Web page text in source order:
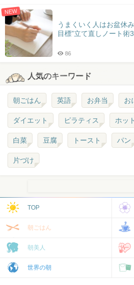
NEW
うまくいく人はお盆休
目標”立て直しノート術
86
人気のキーワード
朝ごはん 英語 お弁当 お
ダイエット ピラティス ホッ
白菜 豆腐 トースト パン
片づけ
TOP
朝ごはん
朝美人
世界の朝